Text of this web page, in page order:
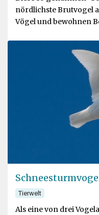
nördlichste Brutvogel
Vögel und bewohnen
Tierwelt
Als eine von drei